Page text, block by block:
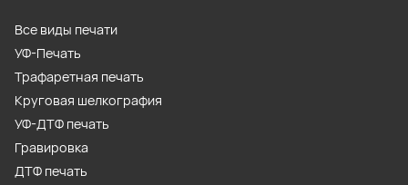
Все виды печати
УФ-Печать
Трафаретная печать
Круговая шелкография
УФ-ДТФ печать
Гравировка
ДТФ печать